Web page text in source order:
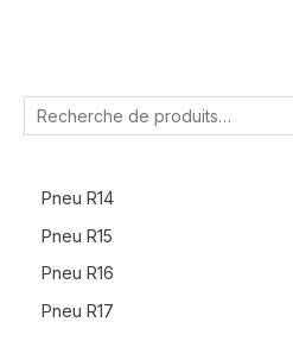
Pneu R14
Pneu R15
Pneu R16
Pneu R17